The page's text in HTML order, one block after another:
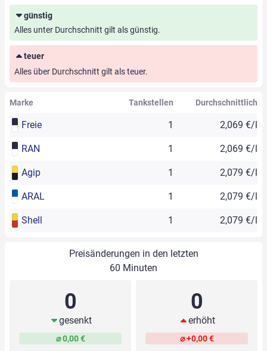
günstig
Alles unter Durchschnitt gilt als günstig.
teuer
Alles über Durchschnitt gilt als teuer.
Marke Tankstellen Durchschnittlich
Freie 1 2,069 €/l
RAN 1 2,069 €/l
Agip 1 2,079 €/l
ARAL 1 2,079 €/l
Shell 1 2,079 €/l
Preisänderungen in den letzten
60 Minuten
0
gesenkt
⌀ 0,00 €
0
erhöht
⌀ +0,00 €